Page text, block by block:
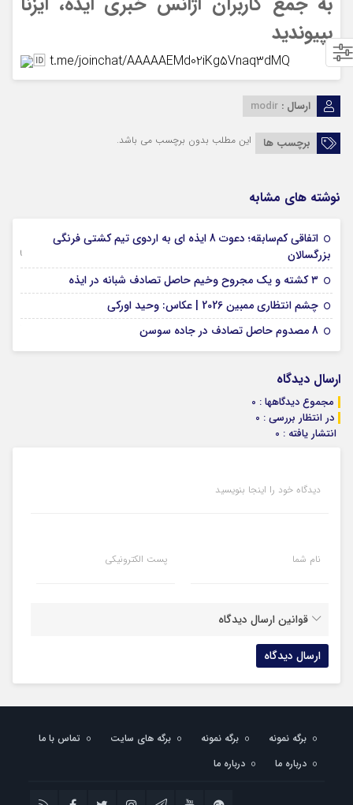
بپیوندید
t.me/joinchat/AAAAAEMd02iKg5Vnaq3dMQ
ارسال : modir
برچسب ها این مطلب بدون برچسب می باشد.
نوشته های مشابه
اتفاقی کم‌سابقه؛ دعوت 8 ایذه ای به اردوی تیم کشتی فرنگی
بزرگسالان
09 جولای 2026
۳ کشته و یک مجروح وخیم حاصل تصادف شبانه در ایذه
چشم انتظاری ممبین 2026 | عکاس: وحید اورکی
8 مصدوم حاصل تصادف در جاده سوسن
ارسال دیدگاه
مجموع دیدگاهها : 0
در انتظار بررسی : 0
انتشار یافته : 0
دیدگاه خود را اینجا بنویسید
نام شما پست الکترونیکی
قوانین ارسال دیدگاه
برگه نمونه برگه نمونه برگه های سایت
تماس با ما
درباره ما
درباره ما